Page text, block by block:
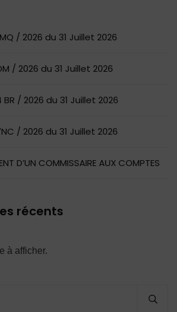
/ 2026 du 31 Juillet 2026
/ 2026 du 31 Juillet 2026
BR / 2026 du 31 Juillet 2026
/ 2026 du 31 Juillet 2026
D’UN COMMISSAIRE AUX COMPTES
récents
à afficher.